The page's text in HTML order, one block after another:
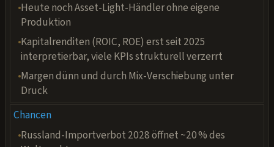
Heute noch Asset-Light-Händler ohne eigene
Produktion
Kapitalrenditen (ROIC, ROE) erst seit 2025
interpretierbar, viele KPIs strukturell verzerrt
Margen dünn und durch Mix-Verschiebung unter
Druck
Chancen
Russland-Importverbot 2028 öffnet ~20 % des